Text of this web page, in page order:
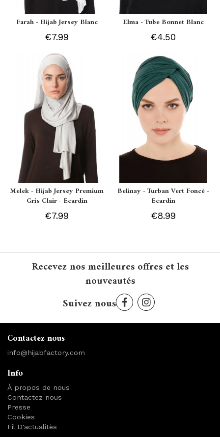
Farah - Hijab Jersey Blanc
€7.99
Elma - Tube Bonnet Blanc
€4.50
Melek - Hijab Jersey Premium
Gris Clair - Ecardin
€7.99
Belinay - Turban Vert Foncé -
Ecardin
€8.99
Recevez nos meilleures offres et les
nouveautés
Suivez nous
Contactez nous
info@hijabfactory.com
Info
À propos de nous
Contactez nous
Presse
Cookies
Fil D'actualitès